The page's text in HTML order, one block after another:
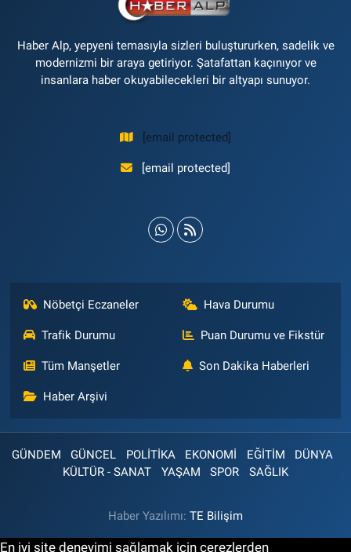
Haber Alp, yepyeni temasıyla sizleri buluştururken, sadelik ve
modernizmi bir araya getiriyor. Şatafattan kaçınıyor ve
insanlara haber okuyabilecekleri bir altyapı sunuyor.
[email protected]
[email protected]
Nöbetçi Eczaneler Hava Durumu
Trafik Durumu Puan Durumu ve Fikstür
Tüm Manşetler Son Dakika Haberleri
Haber Arşivi
GÜNDEM GÜNCEL POLİTİKA EKONOMİ EĞİTİM
DÜNYA
KÜLTÜR - SANAT
YAŞAM SPOR SAĞLIK
Haber Yazılımı: TE Bilişim
En iyi site deneyimi sağlamak için çerezlerden